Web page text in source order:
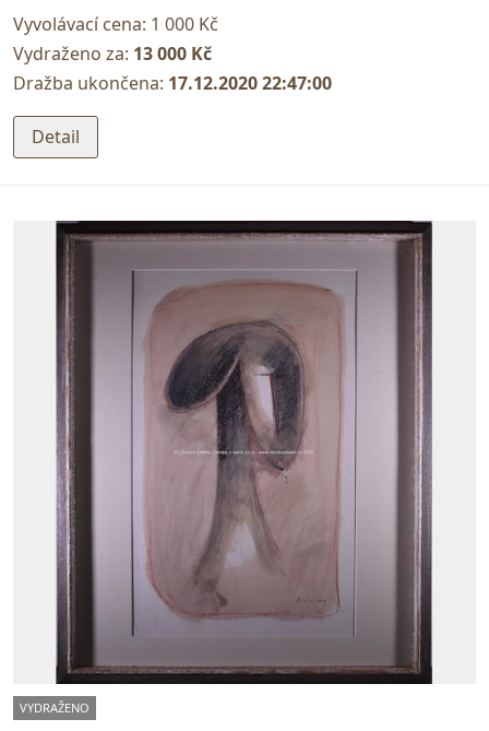
Vyvolávací cena: 1 000 Kč
Vydraženo za: 13 000 Kč
Dražba ukončena: 17.12.2020 22:47:00
Detail
VYDRAŽENO